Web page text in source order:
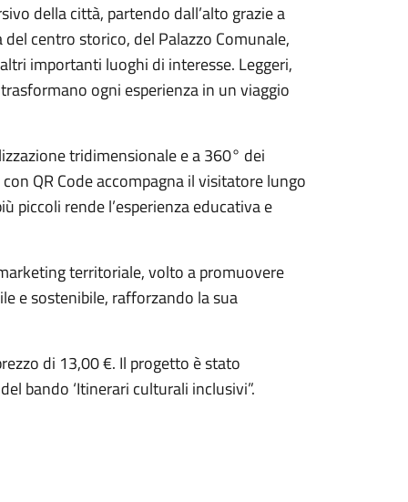
della città, partendo dall’alto grazie a
centro storico, del Palazzo Comunale,
importanti luoghi di interesse. Leggeri,
ogni esperienza in un viaggio
tridimensionale e a 360° dei
QR Code accompagna il visitatore lungo
piccoli rende l’esperienza educativa e
territoriale, volto a promuovere
e sostenibile, rafforzando la sua
di 13,00 €. Il progetto è stato
bando ‘Itinerari culturali inclusivi”.